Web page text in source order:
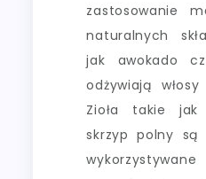
zastosowanie
naturalnych
jak awokado
odżywiają
Zioła takie jak
skrzyp polny są